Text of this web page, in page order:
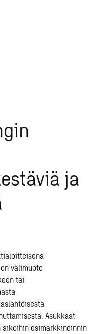
ja
välimuoto
tai
Asukkaat
aikoihin esimarkkinoinnin